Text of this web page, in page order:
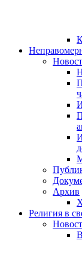
Архив
Религия в